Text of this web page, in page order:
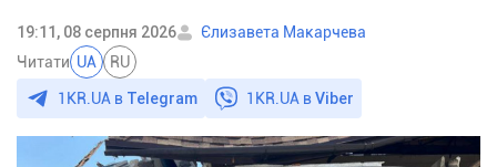
19:11, 08 серпня 2026
Єлизавета Макарчева
Читати UA RU
1KR.UA в Telegram 1KR.UA вViber